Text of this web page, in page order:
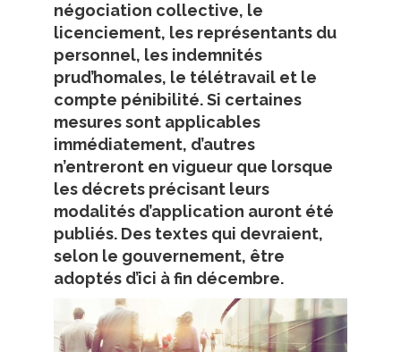
négociation collective, le
licenciement, les représentants du
personnel, les indemnités
prud’homales, le télétravail et le
compte pénibilité. Si certaines
mesures sont applicables
immédiatement, d’autres
n’entreront en vigueur que lorsque
les décrets précisant leurs
modalités d’application auront été
publiés. Des textes qui devraient,
selon le gouvernement, être
adoptés d’ici à fin décembre.